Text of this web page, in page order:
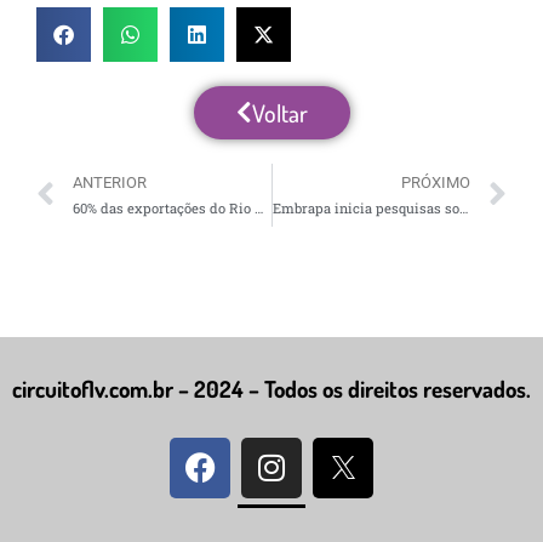
Voltar
ANTERIOR
60% das exportações do Rio Grande do Norte em março são da fruticultura
PRÓXIMO
Embrapa inicia pesquisas sobre cultivo de batata-doce e grão-de-bico no espaço
circuitoflv.com.br – 2024 – Todos os direitos reservados.